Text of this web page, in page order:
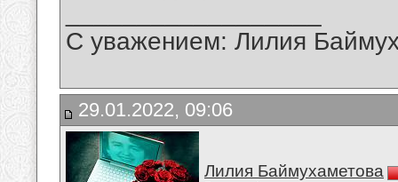
С уважением: Лилия
29.01.2022, 09:06
Лилия Баймухаметова